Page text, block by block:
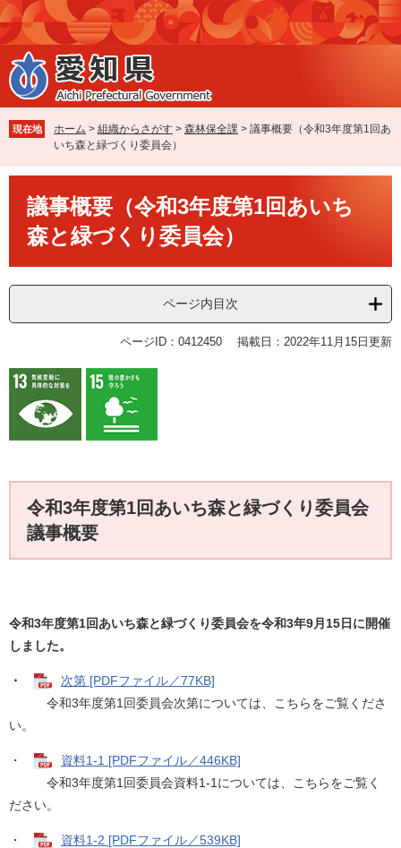
ペ
ー
ジ
の
先
で
す
メ
ニ
ュ
ー
を
ば
し
本
現在地 ホーム > 組織からさがす > 森林保全課 > 議事概要（令和3年度第1回あ
いち森と緑づくり委員会）
議事概要（令和3年度第1回あいち
森と緑づくり委員会）
ページ内目次
ページID：0412450 掲載日：2022年11月15日更新
令和3年度第1回あいち森と緑づくり委員会
議事概要
令和3年度第1回あいち森と緑づくり委員会を令和3年9月15日に開催
しました。
・
次第 [PDFファイル／77KB]
令和3年度第1回委員会次第については、こちらをご覧くださ
い。
・
資料1-1 [PDFファイル／446KB]
令和3年度第1回委員会資料1-1については、こちらをご覧く
ださい。
・
資料1-2 [PDFファイル／539KB]